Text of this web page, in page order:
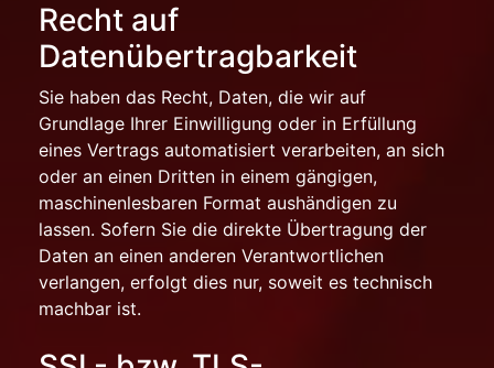
Recht auf
Datenübertragbarkeit
Sie haben das Recht, Daten, die wir auf
Grundlage Ihrer Einwilligung oder in Erfüllung
eines Vertrags automatisiert verarbeiten, an sich
oder an einen Dritten in einem gängigen,
maschinenlesbaren Format aushändigen zu
lassen. Sofern Sie die direkte Übertragung der
Daten an einen anderen Verantwortlichen
verlangen, erfolgt dies nur, soweit es technisch
machbar ist.